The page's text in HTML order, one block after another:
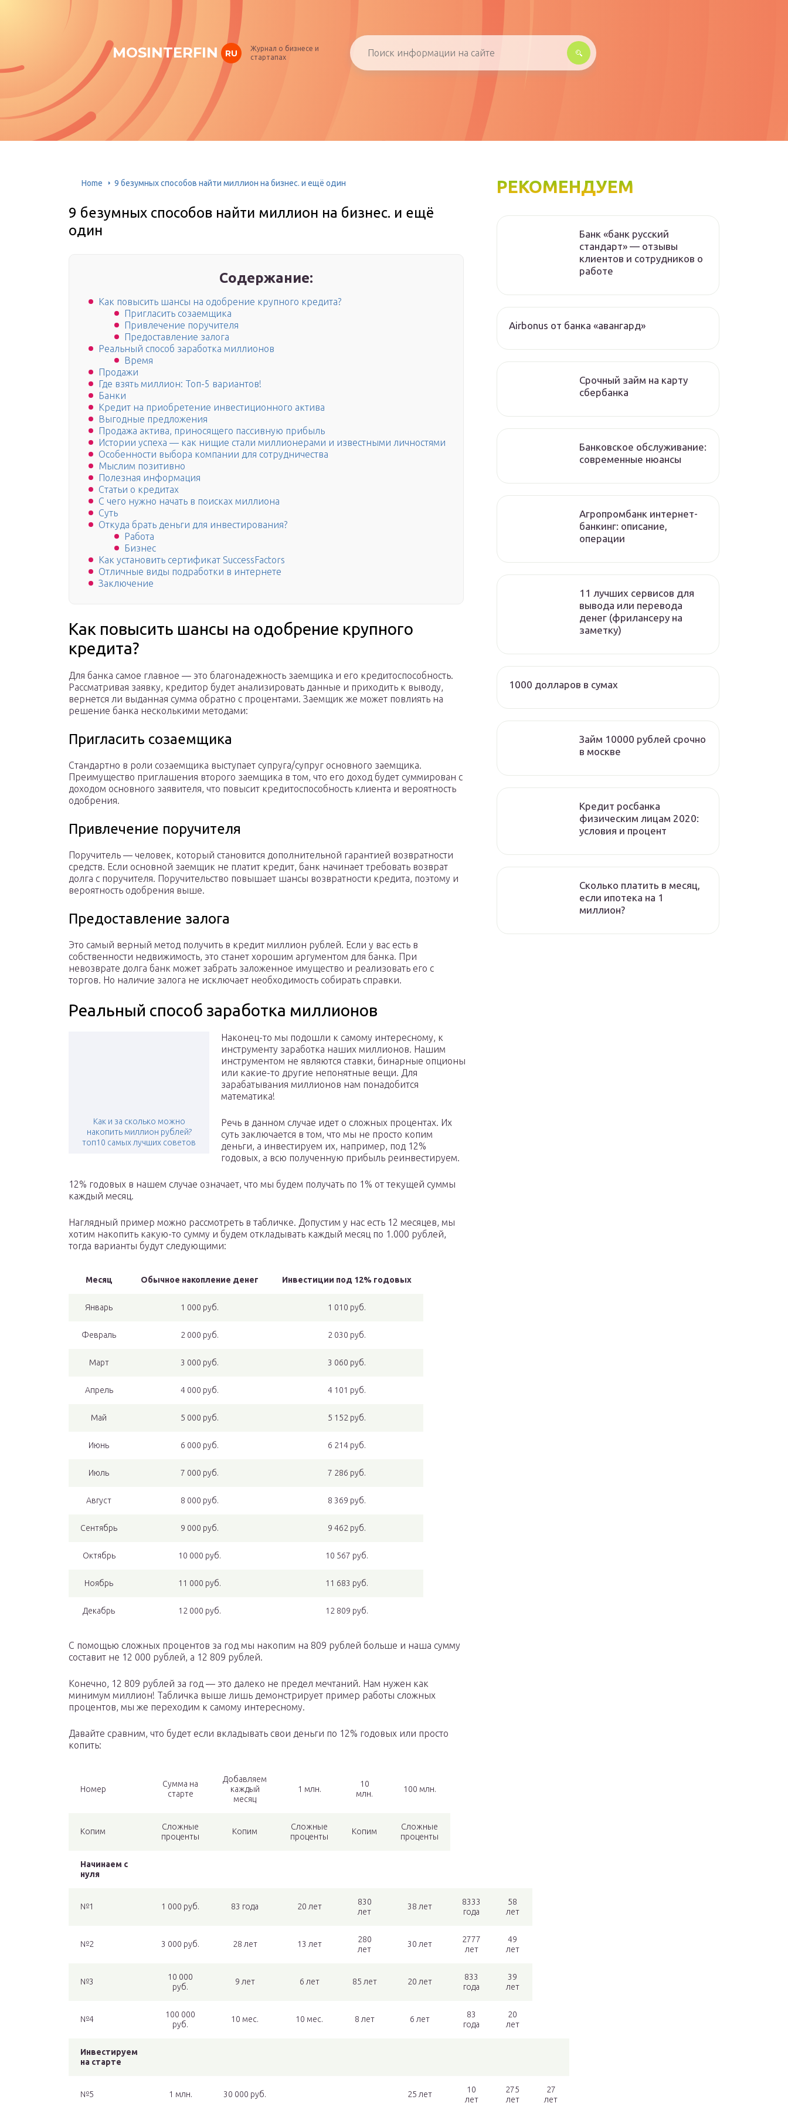
MOSINTERFIN RU
Журнал о бизнесе и
стартапах
Home 9 безумных способов найти миллион на бизнес. и ещё один
9 безумных способов найти миллион на бизнес. и ещё
один
Содержание:
Как повысить шансы на одобрение крупного кредита?
Пригласить созаемщика
Привлечение поручителя
Предоставление залога
Реальный способ заработка миллионов
Время
Продажи
Где взять миллион: Топ-5 вариантов!
Банки
Кредит на приобретение инвестиционного актива
Выгодные предложения
Продажа актива, приносящего пассивную прибыль
Истории успеха — как нищие стали миллионерами и известными личностями
Особенности выбора компании для сотрудничества
Мыслим позитивно
Полезная информация
Статьи о кредитах
С чего нужно начать в поисках миллиона
Суть
Откуда брать деньги для инвестирования?
Работа
Бизнес
Как установить сертификат SuccessFactors
Отличные виды подработки в интернете
Заключение
Как повысить шансы на одобрение крупного
кредита?
Для банка самое главное — это благонадежность заемщика и его кредитоспособность.
Рассматривая заявку, кредитор будет анализировать данные и приходить к выводу,
вернется ли выданная сумма обратно с процентами. Заемщик же может повлиять на
решение банка несколькими методами:
Пригласить созаемщика
Стандартно в роли созаемщика выступает супруга/супруг основного заемщика.
Преимущество приглашения второго заемщика в том, что его доход будет суммирован с
доходом основного заявителя, что повысит кредитоспособность клиента и вероятность
одобрения.
Привлечение поручителя
Поручитель — человек, который становится дополнительной гарантией возвратности
средств. Если основной заемщик не платит кредит, банк начинает требовать возврат
долга с поручителя. Поручительство повышает шансы возвратности кредита, поэтому и
вероятность одобрения выше.
Предоставление залога
Это самый верный метод получить в кредит миллион рублей. Если у вас есть в
собственности недвижимость, это станет хорошим аргументом для банка. При
невозврате долга банк может забрать заложенное имущество и реализовать его с
торгов. Но наличие залога не исключает необходимость собирать справки.
Реальный способ заработка миллионов
Как и за сколько можно
накопить миллион рублей?
топ10 самых лучших советов
Наконец-то мы подошли к самому интересному, к
инструменту заработка наших миллионов. Нашим
инструментом не являются ставки, бинарные опционы
или какие-то другие непонятные вещи. Для
зарабатывания миллионов нам понадобится
математика!
Речь в данном случае идет о сложных процентах. Их
суть заключается в том, что мы не просто копим
деньги, а инвестируем их, например, под 12%
годовых, а всю полученную прибыль реинвестируем.
12% годовых в нашем случае означает, что мы будем получать по 1% от текущей суммы
каждый месяц.
Наглядный пример можно рассмотреть в табличке. Допустим у нас есть 12 месяцев, мы
хотим накопить какую-то сумму и будем откладывать каждый месяц по 1.000 рублей,
тогда варианты будут следующими:
Месяц Обычное накопление денег Инвестиции под 12% годовых
Январь 1 000 руб. 1 010 руб.
Февраль 2 000 руб. 2 030 руб.
Март 3 000 руб. 3 060 руб.
Апрель 4 000 руб. 4 101 руб.
Май 5 000 руб. 5 152 руб.
Июнь 6 000 руб. 6 214 руб.
Июль 7 000 руб. 7 286 руб.
Август 8 000 руб. 8 369 руб.
Сентябрь 9 000 руб. 9 462 руб.
Октябрь 10 000 руб. 10 567 руб.
Ноябрь 11 000 руб. 11 683 руб.
Декабрь 12 000 руб. 12 809 руб.
С помощью сложных процентов за год мы накопим на 809 рублей больше и наша сумму
составит не 12 000 рублей, а 12 809 рублей.
Конечно, 12 809 рублей за год — это далеко не предел мечтаний. Нам нужен как
минимум миллион! Табличка выше лишь демонстрирует пример работы сложных
процентов, мы же переходим к самому интересному.
Давайте сравним, что будет если вкладывать свои деньги по 12% годовых или просто
копить:
Номер
Сумма на
старте
Добавляем
каждый
месяц
1 млн.
10
млн.
100 млн.
Копим
Сложные
проценты
Копим
Сложные
проценты
Копим
Сложные
проценты
Начинаем с
нуля
№1 1 000 руб. 83 года 20 лет
830
лет
38 лет
8333
года
58
лет
№2 3 000 руб. 28 лет 13 лет
280
лет
30 лет
2777
лет
49
лет
№3
10 000
руб.
9 лет 6 лет 85 лет 20 лет
833
года
39
лет
№4
100 000
руб.
10 мес. 10 мес. 8 лет 6 лет
83
года
20
лет
Инвестируем
на старте
№5 1 млн. 30 000 руб. 25 лет
10
лет
275
лет
27
лет
РЕКОМЕНДУЕМ
Банк «банк русский
стандарт» — отзывы
клиентов и сотрудников о
работе
Airbonus от банка «авангард»
Срочный займ на карту
сбербанка
Банковское обслуживание:
современные нюансы
Агропромбанк интернет-
банкинг: описание,
операции
11 лучших сервисов для
вывода или перевода
денег (фрилансеру на
заметку)
1000 долларов в сумах
Займ 10000 рублей срочно
в москве
Кредит росбанка
физическим лицам 2020:
условия и процент
Сколько платить в месяц,
если ипотека на 1
миллион?